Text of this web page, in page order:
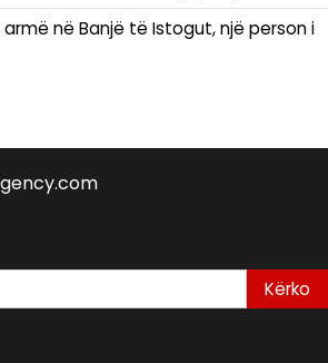
në Banjë të Istogut, një person i